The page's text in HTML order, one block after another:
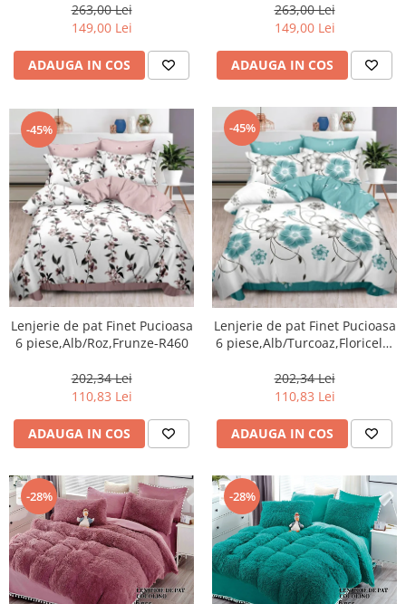
263,00 Lei
149,00 Lei
ADAUGA IN COS
263,00 Lei
149,00 Lei
ADAUGA IN COS
-45%
Lenjerie de pat Finet Pucioasa
6 piese,Alb/Roz,Frunze-R460
202,34 Lei
110,83 Lei
ADAUGA IN COS
-45%
Lenjerie de pat Finet Pucioasa
6 piese,Alb/Turcoaz,Floricele-
202,34 Lei
110,83 Lei
ADAUGA IN COS
-28% -28%